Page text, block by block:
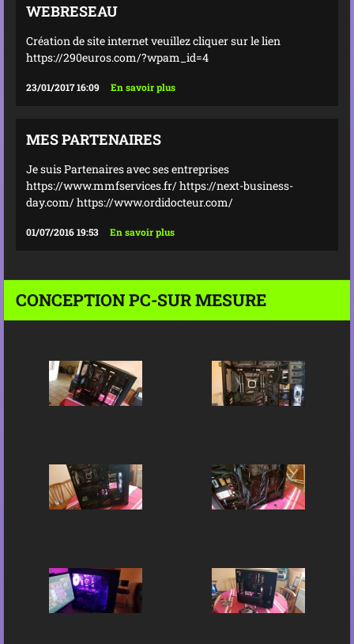
WEBRESEAU
Création de site internet veuillez cliquer sur le lien
https://290euros.com/?wpam_id=4
23/01/2017 16:09 En savoir plus
MES PARTENAIRES
Je suis Partenaires avec ses entreprises
https://www.mmfservices.fr/ https://next-business-
day.com/ https://www.ordidocteur.com/
01/07/2016 19:53 En savoir plus
CONCEPTION PC-SUR MESURE